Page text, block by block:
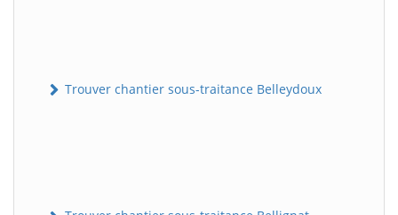
Trouver chantier sous-traitance Belleydoux